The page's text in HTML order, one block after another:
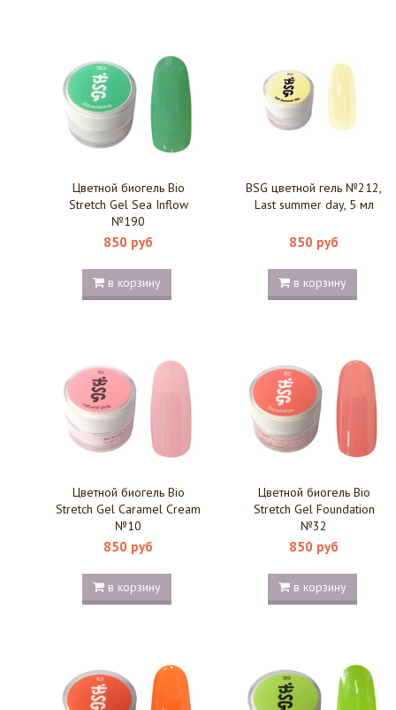
Цветной биогель Bio
Stretch Gel Sea Inflow
№190
850 руб
в корзину
BSG цветной гель №212,
Last summer day, 5 мл
850 руб
в корзину
Цветной биогель Bio
Stretch Gel Caramel Cream
№10
850 руб
в корзину
Цветной биогель Bio
Stretch Gel Foundation
№32
850 руб
в корзину